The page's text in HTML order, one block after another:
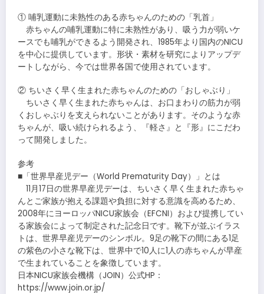
① 哺乳運動に未熟性のある赤ちゃんのための「乳首」
赤ちゃんの哺乳運動に特に未熟性があり、吸う力が弱いケ
ースでも哺乳ができるよう開発され、1985年より国内のNICU
を中心に提供しています。形状・素材を研究によりアップデ
ートしながら、今では世界各国で使用されています。
② ちいさく早く生まれた赤ちゃんのための「おしゃぶり」
ちいさく早く生まれた赤ちゃんは、お口まわりの筋力が弱
くおしゃぶりを支えられないことがあります。そのような赤
ちゃんが、吸い続けられるよう、『軽さ』と『形』にこだわ
って開発しました。
参考
■「世界早産児デー（World Prematurity Day）」とは
11月17日の世界早産児デーは、ちいさく早く生まれた赤ちゃ
んとご家族が抱える課題や負担に対する意識を高めるため、
2008年にヨーロッパNICU家族会（EFCNI）および提携してい
る家族会によって制定された記念日です。靴下が並ぶイラス
トは、世界早産児デーのシンボル。9足の靴下の間にある1足
の紫色の小さな靴下は、世界中で10人に1人の赤ちゃんが早産
で生まれていることを象徴しています。
日本NICU家族会機構（JOIN）公式HP：
https://www.join.or.jp/